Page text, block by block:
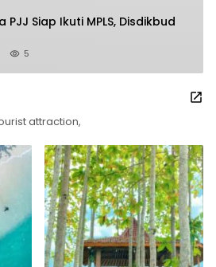
Siap Ikuti MPLS, Disdikbud
5
attraction,